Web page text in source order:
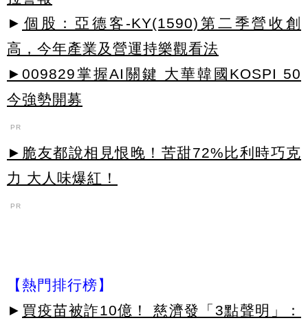
► 個股：亞德客-KY(1590)第二季營收創
高，今年產業及營運持樂觀看法
►009829掌握AI關鍵 大華韓國KOSPI 50
今強勢開募
PR
►脆友都說相見恨晚！苦甜72%比利時巧克
力 大人味爆紅！
PR
【熱門排行榜】
► 買疫苗被詐10億！ 慈濟發「3點聲明」：